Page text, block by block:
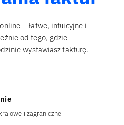
– łatwe, intuicyjne i
od tego, gdzie
wystawiasz fakturę.
i zagraniczne.